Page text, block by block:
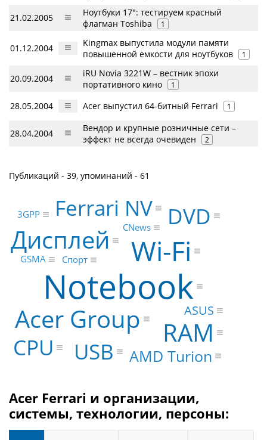
21.02.2005
Ноутбуки 17": тестируем красный
флагман Toshiba
1
01.12.2004
Kingmax выпустила модули памяти
повышенной емкости для ноутбуков
1
20.09.2004
iRU Novia 3221W – вестник эпохи
портативного кино
1
28.05.2004 Acer выпустил 64-битный Ferrari 1
28.04.2004
Вендор и крупные розничные сети –
эффект не всегда очевиден
2
Публикаций - 39, упоминаний - 61
Notebook
Wi-Fi
Acer Group
Дисплей
RAM
CPU
DVD
Ferrari NV
USB AMD Turion
ASUS
CNews
GSMA Спорт
3GPP
Acer Ferrari и организации,
системы, технологии, персоны: